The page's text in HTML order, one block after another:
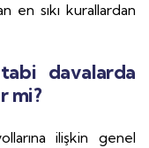
en sıkı kurallardan
davalarda
mi?
ilişkin genel